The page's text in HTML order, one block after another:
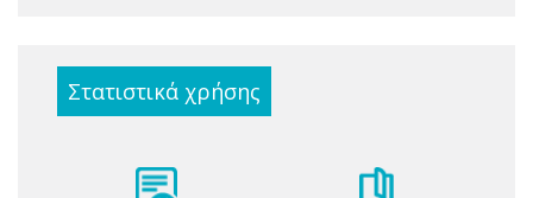
Στατιστικά χρήσης